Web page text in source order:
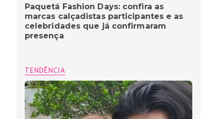
Paquetá Fashion Days: confira as
marcas calçadistas participantes e as
celebridades que já confirmaram
presença
TENDÊNCIA